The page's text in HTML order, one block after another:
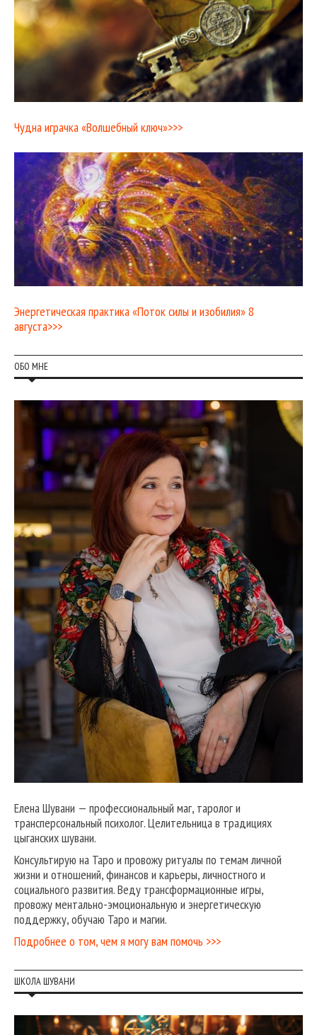
Чудна играчка «Волшебный ключ»>>>
Энергетическая практика «Поток силы и изобилия» 8
августа>>>
ОБО МНЕ
Елена Шувани — профессиональный маг, таролог и
трансперсональный психолог. Целительница в традициях
цыганских шувани.
Консультирую на Таро и провожу ритуалы по темам личной
жизни и отношений, финансов и карьеры, личностного и
социального развития. Веду трансформационные игры,
провожу ментально-эмоциональную и энергетическую
поддержку, обучаю Таро и магии.
Подробнее о том, чем я могу вам помочь >>>
ШКОЛА ШУВАНИ